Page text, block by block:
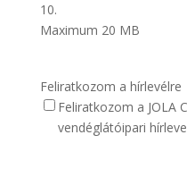
10.
Maximum 20 MB
Feliratkozom a hírlevélre
Feliratkozom a JOLA
vendéglátóipari